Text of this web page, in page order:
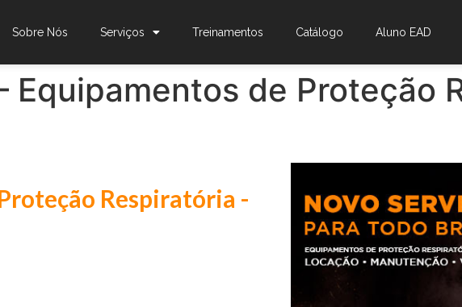
Sobre Nós Serviços Treinamentos Catálogo Aluno EAD
Equipamentos de Proteção
Respiratória -